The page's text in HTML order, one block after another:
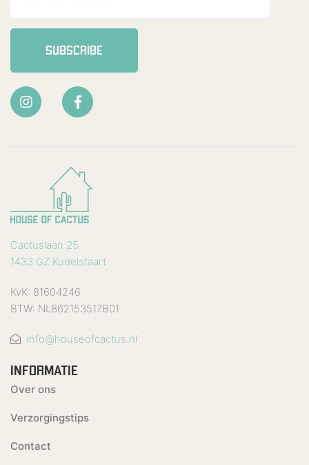
SUBSCRIBE
Cactuslaan 25
1433 GZ Kudelstaart
KvK: 81604246
BTW: NL862153517B01
Info@houseofcactus.nl
INFORMATIE
Over ons
Verzorgingstips
Contact